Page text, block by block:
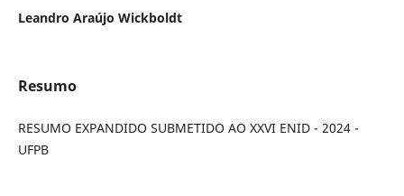
Leandro Araújo Wickboldt
Resumo
RESUMO EXPANDIDO SUBMETIDO AO XXVI ENID - 2024 -
UFPB